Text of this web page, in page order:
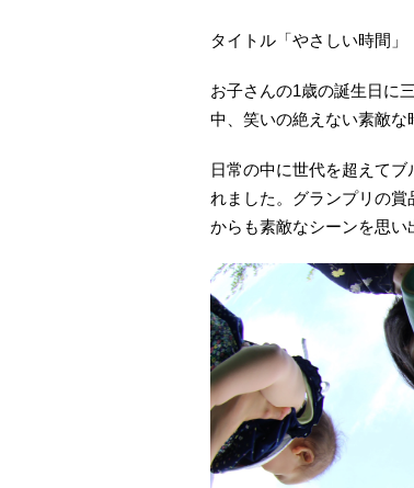
タイトル「やさしい時
お子さんの1歳の誕生日に
中、笑いの絶えない素敵な
日常の中に世代を超えて
れました。グランプリの
からも素敵なシーンを思い